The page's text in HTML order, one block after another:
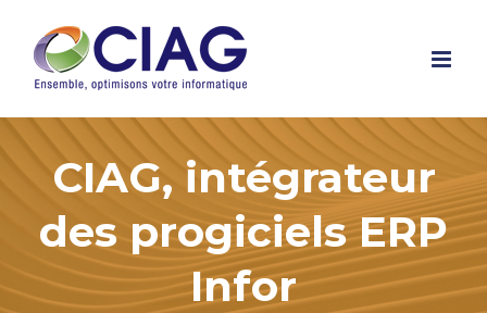
content
CIAG, intégrateur
des progiciels ERP
Infor